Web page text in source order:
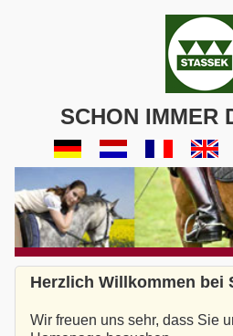
SCHON IMMER
Herzlich Willkommen bei
Wir freuen uns sehr, dass Sie